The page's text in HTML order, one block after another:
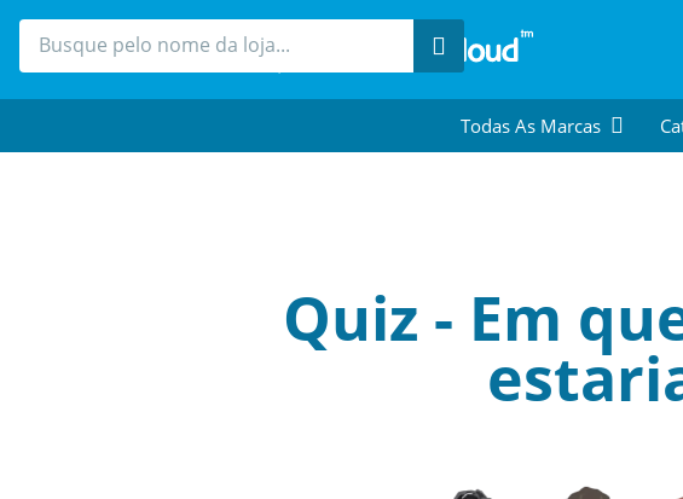
Procure
Todas As Marcas
Quiz - Em